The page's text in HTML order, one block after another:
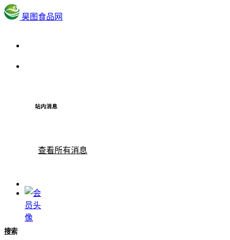
昊图食品网
站内消息
查看所有消息
搜索